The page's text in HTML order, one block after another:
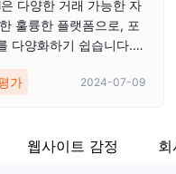
다양한 거래 가능한 자
훌륭한 플랫폼으로, 포
다양화하기 쉽습니다.
의 트레이더에게 접근 가
었습니다!
가 2024-07-09
웹사이트 감정 회